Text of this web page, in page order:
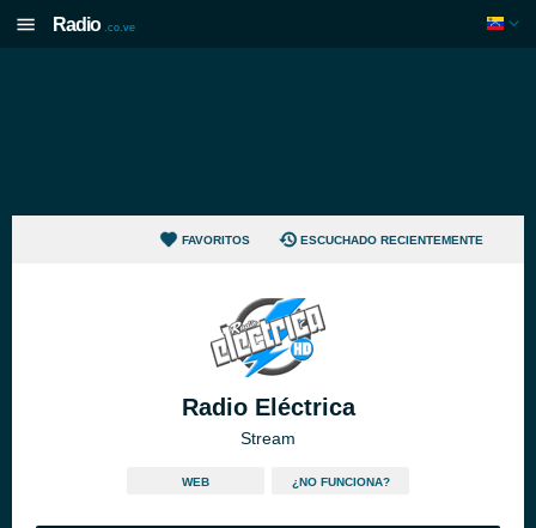
Radio .co.ve
FAVORITOS ESCUCHADO RECIENTEMENTE
Radio Eléctrica
Stream
WEB ¿NO FUNCIONA?